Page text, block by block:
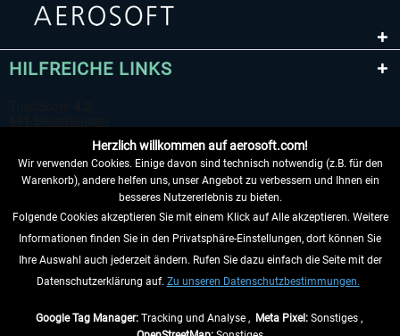
HILFREICHE LINKS
VERTRAG WIDERRUFEN
INFORMATIONEN
Herzlich willkommen auf aerosoft.com!
Wir verwenden Cookies. Einige davon sind technisch notwendig (z.B. für den
Warenkorb), andere helfen uns, unser Angebot zu verbessern und Ihnen ein
besseres Nutzererlebnis zu bieten.
Folgende Cookies akzeptieren Sie mit einem Klick auf Alle akzeptieren. Weitere
Informationen finden Sie in den Privatsphäre-Einstellungen, dort können Sie
Ihre Auswahl auch jederzeit ändern. Rufen Sie dazu einfach die Seite mit der
Datenschutzerklärung auf. Zu unseren Datenschutzbestimmungen.
Google Tag Manager:Tracking und Analyse , Meta Pixel:Sonstiges ,